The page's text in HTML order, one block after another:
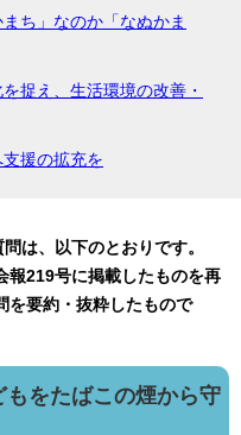
ち」なのか「なぬかま
捉え、生活環境の改善・
援の拡充を
は、以下のとおりです。
報219号に掲載したものを再
を要約・抜粋したもので
をたばこの煙から守